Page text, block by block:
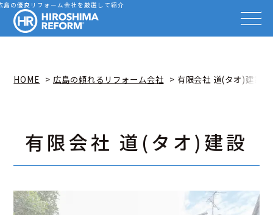
島の優良リフォーム会社を厳選して紹介
HIROSHIMA REFORM – 広島で
会社を探す
事例を見る
事例解説動画
イベント情報
HOME 広島の頼れるリフォーム会社 有限会社 道(タオ)建設
有限会社 道(タオ)建設